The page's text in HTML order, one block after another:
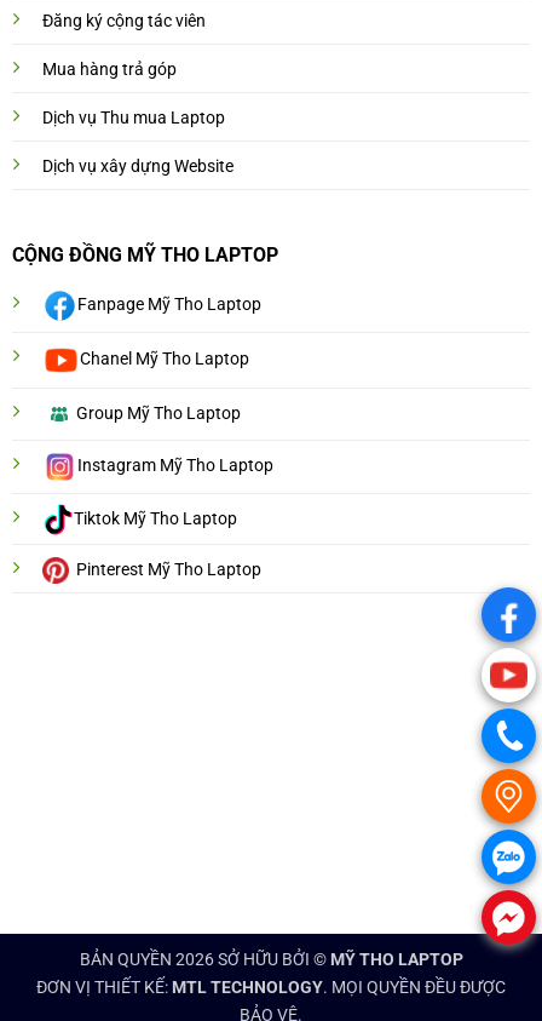
Đăng ký cộng tác viên
Mua hàng trả góp
Dịch vụ Thu mua Laptop
Dịch vụ xây dựng Website
CỘNG ĐỒNG MỸ THO LAPTOP
Fanpage Mỹ Tho Laptop
Chanel Mỹ Tho Laptop
Group Mỹ Tho Laptop
Instagram Mỹ Tho Laptop
Tiktok Mỹ Tho Laptop
Pinterest Mỹ Tho Laptop
BẢN QUYỀN 2026 SỞ HỮU BỞI © MỸ THO LAPTOP
ĐƠN VỊ THIẾT KẾ: MTL TECHNOLOGY. MỌI QUYỀN ĐỀU ĐƯỢC
BẢO VỆ.
.
.
.
.
.
.